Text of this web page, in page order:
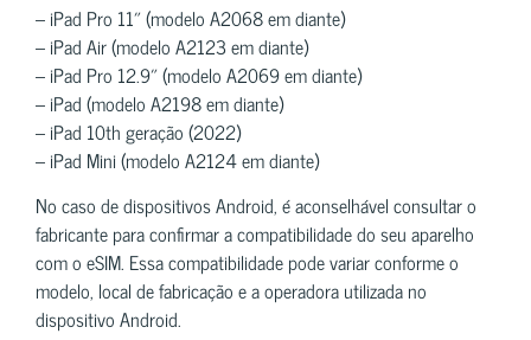
– iPad Pro 11″ (modelo A2068 em diante)
– iPad Air (modelo A2123 em diante)
– iPad Pro 12.9″ (modelo A2069 em diante)
– iPad (modelo A2198 em diante)
– iPad 10th geração (2022)
– iPad Mini (modelo A2124 em diante)
No caso de dispositivos Android, é aconselhável consultar o
fabricante para confirmar a compatibilidade do seu aparelho
com o eSIM. Essa compatibilidade pode variar conforme o
modelo, local de fabricação e a operadora utilizada no
dispositivo Android.